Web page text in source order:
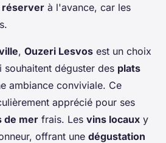
réserver à l'avance, car les
, Ouzeri Lesvos est un choix
déguster des plats
ambiance conviviale. Ce
apprécié pour ses
de mer frais. Les vins locaux y
offrant une dégustation